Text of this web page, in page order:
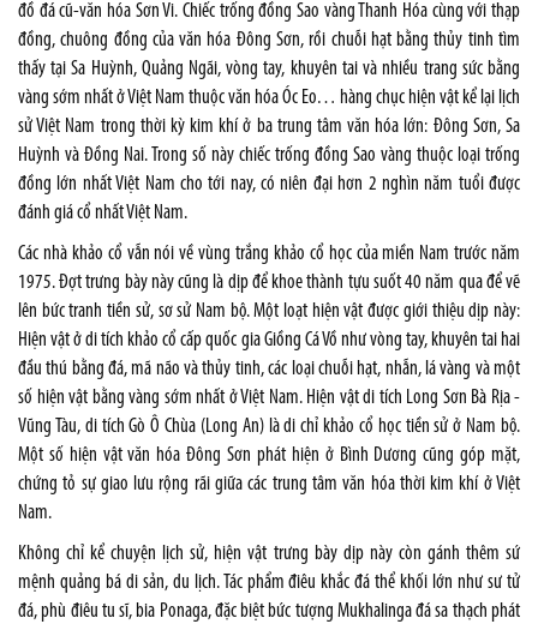
đồ đá cũ-văn hóa Sơn Vi. Chiếc trống đồng Sao vàng Thanh Hóa cùng với thạp
đồng, chuông đồng của văn hóa Đông Sơn, rồi chuỗi hạt bằng thủy tinh tìm
thấy tại Sa Huỳnh, Quảng Ngãi, vòng tay, khuyên tai và nhiều trang sức bằng
vàng sớm nhất ở Việt Nam thuộc văn hóa Óc Eo… hàng chục hiện vật kể lại lịch
sử Việt Nam trong thời kỳ kim khí ở ba trung tâm văn hóa lớn: Đông Sơn, Sa
Huỳnh và Đồng Nai. Trong số này chiếc trống đồng Sao vàng thuộc loại trống
đồng lớn nhất Việt Nam cho tới nay, có niên đại hơn 2 nghìn năm tuổi được
đánh giá cổ nhất Việt Nam.
Các nhà khảo cổ vẫn nói về vùng trắng khảo cổ học của miền Nam trước năm
1975. Đợt trưng bày này cũng là dịp để khoe thành tựu suốt 40 năm qua để vẽ
lên bức tranh tiền sử, sơ sử Nam bộ. Một loạt hiện vật được giới thiệu dịp này:
Hiện vật ở di tích khảo cổ cấp quốc gia Giồng Cá Vồ như vòng tay, khuyên tai hai
đầu thú bằng đá, mã não và thủy tinh, các loại chuỗi hạt, nhẫn, lá vàng và một
số hiện vật bằng vàng sớm nhất ở Việt Nam. Hiện vật di tích Long Sơn Bà Rịa -
Vũng Tàu, di tích Gò Ô Chùa (Long An) là di chỉ khảo cổ học tiền sử ở Nam bộ.
Một số hiện vật văn hóa Đông Sơn phát hiện ở Bình Dương cũng góp mặt,
chứng tỏ sự giao lưu rộng rãi giữa các trung tâm văn hóa thời kim khí ở Việt
Nam.
Không chỉ kể chuyện lịch sử, hiện vật trưng bày dịp này còn gánh thêm sứ
mệnh quảng bá di sản, du lịch. Tác phẩm điêu khắc đá thể khối lớn như sư tử
đá, phù điêu tu sĩ, bia Ponaga, đặc biệt bức tượng Mukhalinga đá sa thạch phát